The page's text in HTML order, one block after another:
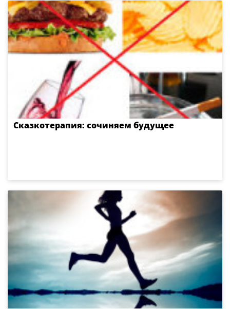
Сказкотерапия: сочиняем будущее